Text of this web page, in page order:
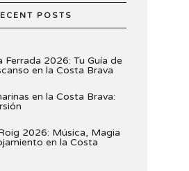
POSTS
Ferrada 2026: Tu Guía de
en la Costa Brava
en la Costa Brava:
2026: Música, Magia
en la Costa